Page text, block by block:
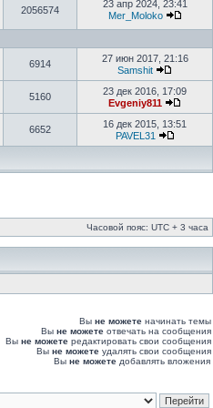
2056574
23 апр 2024, 23:41
Mer_Moloko
6914
27 июн 2017, 21:16
Samshit
5160
23 дек 2016, 17:09
Evgeniy811
6652
16 дек 2015, 13:51
PAVEL31
Часовой пояс: UTC + 3 часа
Вы не можете начинать темы
Вы не можете отвечать на сообщения
Вы не можете редактировать свои сообщения
Вы не можете удалять свои сообщения
Вы не можете добавлять вложения